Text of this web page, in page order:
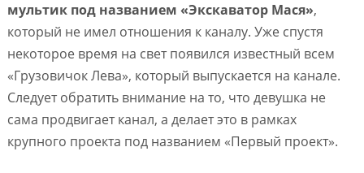
мультик под названием «Экскаватор Мася»,
который не имел отношения к каналу. Уже спустя
некоторое время на свет появился известный всем
«Грузовичок Лева», который выпускается на канале.
Следует обратить внимание на то, что девушка не
сама продвигает канал, а делает это в рамках
крупного проекта под названием «Первый проект».